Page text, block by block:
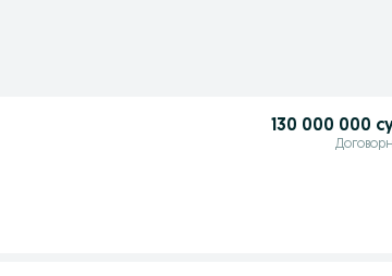
130 000 000